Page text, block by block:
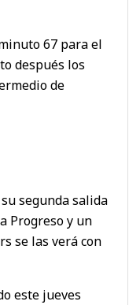
67 para el
después los
de
segunda salida
Progreso y un
se las verá con
este jueves